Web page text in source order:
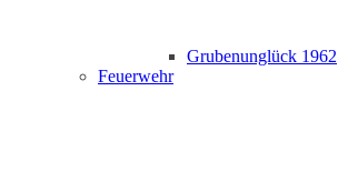
Grubenunglück 1962
Feuerwehr